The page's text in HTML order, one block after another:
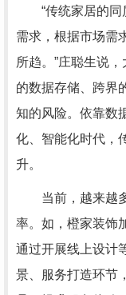
“传统家居的同
需求，根据市场需
所趋。”庄聪生说
的数据存储、跨界
知的风险。依靠数
化、智能化时代，
升。
当前，越来越多
率。如，橙家装饰
通过开展线上设计
景、服务打造环节